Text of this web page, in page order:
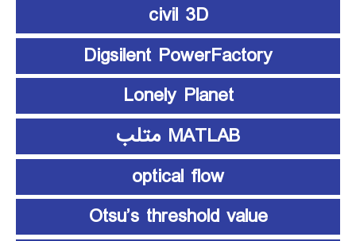
civil 3D
Digsilent PowerFactory
Lonely Planet
MATLAB متلب
optical flow
Otsu’s threshold value